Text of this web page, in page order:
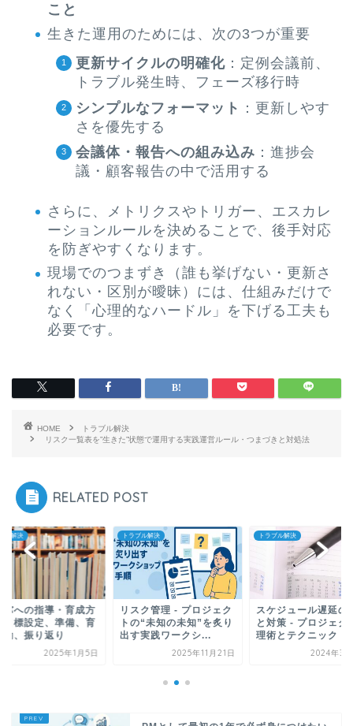
こと
生きた運用のためには、次の3つが重要
更新サイクルの明確化 ：定例会議前、
トラブル発生時、フェーズ移行時
シンプルなフォーマット ：更新しやす
さを優先する
会議体・報告への組み込み ：進捗会
議・顧客報告の中で活用する
さらに、メトリクスやトリガー、エスカレ
ーションルールを決めることで、後手対応
を防ぎやすくなります。
現場でのつまずき（誰も挙げない・更新さ
れない・区別が曖昧）には、仕組みだけで
なく「心理的なハードル」を下げる工夫も
必要です。
HOME
トラブル解決
リスク一覧表を”生きた”状態で運用する実践運営ルール・つまづきと対処法
RELATED POST
ル解決
バへの指導・育成方
目標設定、準備、育
動、振り返り
2025年1月5日
トラブル解決
リスク管理 - プロジェク
トの“未知の未知”を炙り
出す実践ワークシ...
2025年11月21日
トラブル解決
スケジュール遅延の
と対策 - プロジェク
理術とテクニック
2024年3